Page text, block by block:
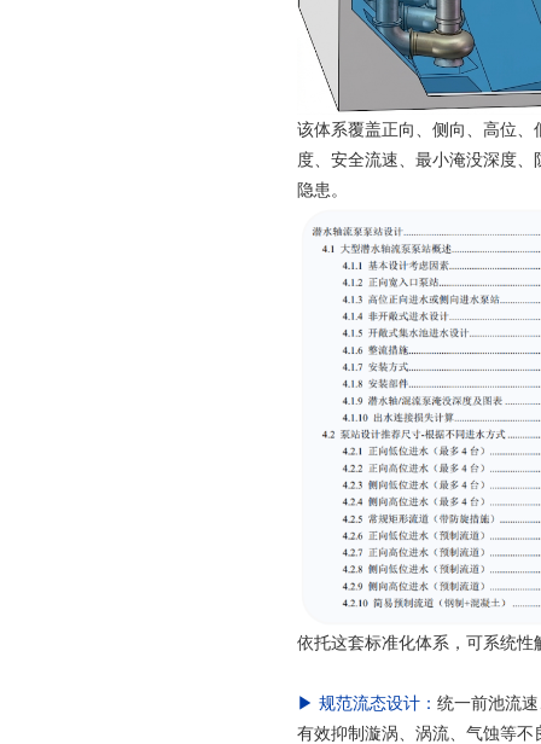
该体系覆盖正向、侧向、高位
度、安全流速、最小淹没深度
隐患。
依托这套标准化体系，可系统
▶ 规范流态设计： 统一前池流
有效抑制漩涡、涡流、气蚀等不